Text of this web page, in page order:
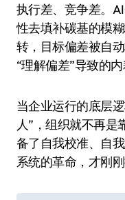
执行差、竞争差。
性去填补碳基的模
转，目标偏差被自
“理解偏差”导致的
当企业运行的底层
人”，组织就不再是
备了自我校准、自
系统的革命，才刚刚